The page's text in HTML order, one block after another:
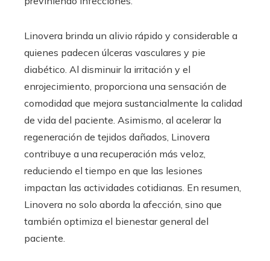
Linovera brinda un alivio rápido y considerable a
quienes padecen úlceras vasculares y pie
diabético. Al disminuir la irritación y el
enrojecimiento, proporciona una sensación de
comodidad que mejora sustancialmente la calidad
de vida del paciente. Asimismo, al acelerar la
regeneración de tejidos dañados, Linovera
contribuye a una recuperación más veloz,
reduciendo el tiempo en que las lesiones
impactan las actividades cotidianas. En resumen,
Linovera no solo aborda la afección, sino que
también optimiza el bienestar general del
paciente.